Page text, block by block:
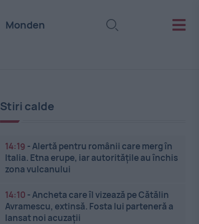
Monden
Stiri calde
14:19 -Alertă pentru românii care merg în
Italia. Etna erupe, iar autoritățile au închis
zona vulcanului
14:10 -Ancheta care îl vizează pe Cătălin
Avramescu, extinsă. Fosta lui parteneră a
lansat noi acuzații